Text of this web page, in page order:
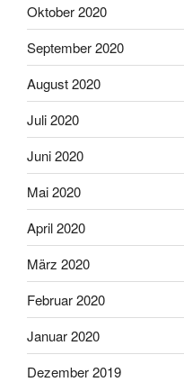
Oktober 2020
September 2020
August 2020
Juli 2020
Juni 2020
Mai 2020
April 2020
März 2020
Februar 2020
Januar 2020
Dezember 2019